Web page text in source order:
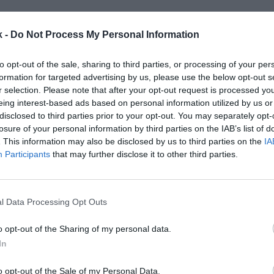
- Do Not Process My Personal Information
opt-out of the sale, sharing to third parties, or processing of your
for targeted advertising by us, please use the below opt-out
selection. Please note that after your opt-out request is processed
interest-based ads based on personal information utilized by us
to third parties prior to your opt-out. You may separately
of your personal information by third parties on the IAB’s list of
This information may also be disclosed by us to third parties on the
Participants that may further disclose it to other third parties.
Data Processing Opt Outs
opt-out of the Sharing of my personal data.
opt-out of the Sale of my Personal Data.
regulador “implementará pruebas reforzadas
de una comisión de la que forman parte los propios
pruebas más estrictas para evitar que los
y enfrentarán la posibilidad de ser
propiedad de clubes de fútbol si se determina que
el borrador de la norma, que ahora iniciará su
de la nueva norma es que este nuevo
entre Premier League y English
En la actualidad, la máxima competición de Reino
de libras (623 millones de euros) anuales al
se traduce en alrededor de 1.600 millones de libras
en el último trienio.